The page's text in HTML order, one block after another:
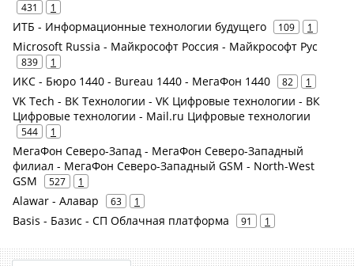
431 1
ИТБ - Информационные технологии будущего 109 1
Microsoft Russia - Майкрософт Россия - Майкрософт Рус
839 1
ИКС - Бюро 1440 - Bureau 1440 - МегаФон 1440 82 1
VK Tech - ВК Технологии - VK Цифровые технологии - ВК
Цифровые технологии - Mail.ru Цифровые технологии
544 1
МегаФон Северо-Запад - МегаФон Северо-Западный
филиал - МегаФон Северо-Западный GSM - North-West
GSM
527 1
Alawar - Алавар 63 1
Basis - Базис - СП Облачная платформа 91 1